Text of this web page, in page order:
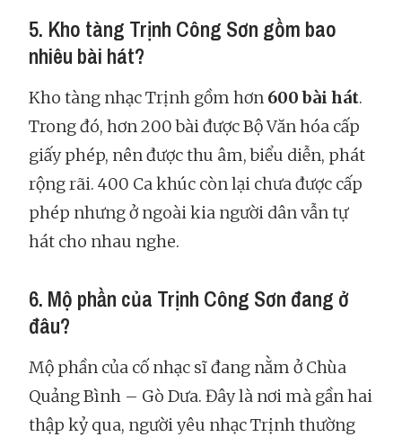
5. Kho tàng Trịnh Công Sơn gồm bao
nhiêu bài hát?
Kho tàng nhạc Trịnh gồm hơn 600 bài hát.
Trong đó, hơn 200 bài được Bộ Văn hóa cấp
giấy phép, nên được thu âm, biểu diễn, phát
rộng rãi. 400 Ca khúc còn lại chưa được cấp
phép nhưng ở ngoài kia người dân vẫn tự
hát cho nhau nghe.
6. Mộ phần của Trịnh Công Sơn đang ở
đâu?
Mộ phần của cố nhạc sĩ đang nằm ở Chùa
Quảng Bình – Gò Dưa. Đây là nơi mà gần hai
thập kỷ qua, người yêu nhạc Trịnh thường